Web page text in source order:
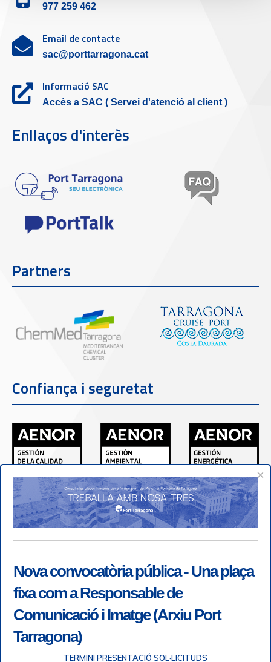
977 259 462
Email de contacte
sac@porttarragona.cat
Informació SAC
Accès a SAC ( Servei d'atenció al client )
Enllaços d'interès
Partners
Confiança i seguretat
×
Nova convocatòria pública - Una plaça
fixa com a Responsable de
Comunicació i Imatge (Arxiu Port
Tarragona)
TERMINI PRESENTACIÓ SOL·LICITUDS